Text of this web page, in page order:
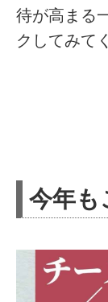
待が高まる
クしてみて
今年も